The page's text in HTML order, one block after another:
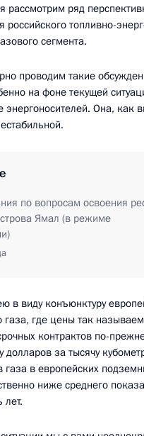
рассмотрим ряд
российского топливно-
сегмента.
проводим такие
на фоне текущей
Она, как
по вопросам освоения
Ямал (в режиме
в виду конъюнктуру
газа, где цены так
контрактов по-
за тысячу
газа в европейских
ниже среднего
лет.